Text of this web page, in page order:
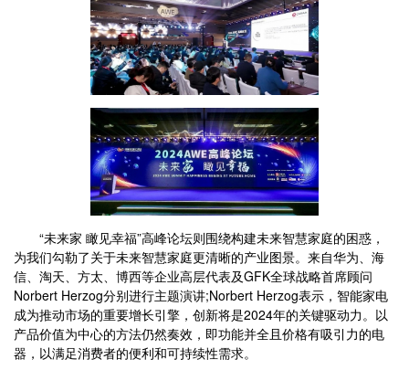
“未来家 瞰见幸福”高峰论坛则围绕构建未来智慧家庭的困惑，
为我们勾勒了关于未来智慧家庭更清晰的产业图景。来自华为、海
信、淘天、方太、博西等企业高层代表及GFK全球战略首席顾问
Norbert Herzog分别进行主题演讲;Norbert Herzog表示，智能家电
成为推动市场的重要增长引擎，创新将是2024年的关键驱动力。以
产品价值为中心的方法仍然奏效，即功能并全且价格有吸引力的电
器，以满足消费者的便利和可持续性需求。